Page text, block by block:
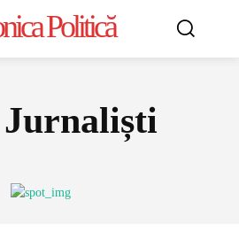
Politică
Jurnaliști